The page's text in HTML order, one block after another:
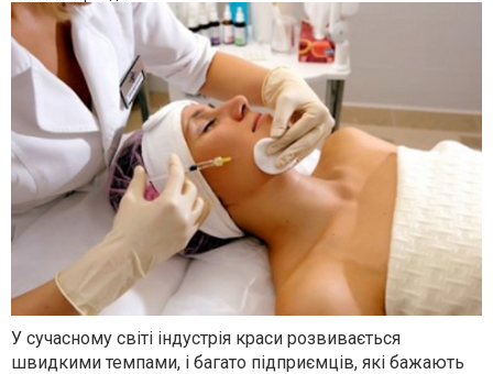
У сучасному світі індустрія краси розвивається
швидкими темпами, і багато підприємців, які бажають